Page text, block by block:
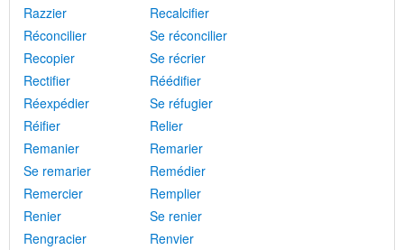
Razzier
Recalcifier
Réconcilier
Se réconcilier
Recopier
Se récrier
Rectifier
Réédifier
Réexpédier
Se réfugier
Réifier
Relier
Remanier
Remarier
Se remarier
Remédier
Remercier
Remplier
Renier
Se renier
Rengracier
Renvier